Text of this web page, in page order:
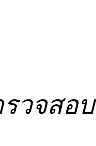
รวจสอ